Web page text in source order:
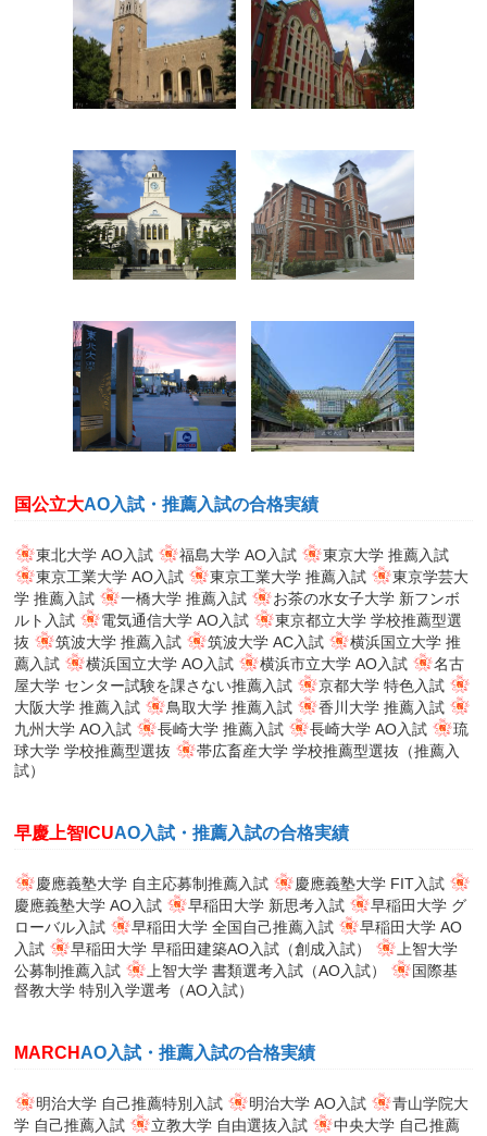
国公立大AO入試・推薦入試の合格実績
東北大学 AO入試 福島大学 AO入試
東京大学 推薦入試
東京工業大学 AO入試
東京工業大学 推薦入試
東京学芸大
学 推薦入試
一橋大学 推薦入試
お茶の水女子大学 新フンボ
ルト入試
電気通信大学 AO入試
東京都立大学 学校推薦型選
抜
筑波大学 推薦入試 筑波大学 AC入試
横浜国立大学 推
薦入試
横浜国立大学 AO入試 横浜市立大学 AO入試
名古
屋大学 センター試験を課さない推薦入試
京都大学 特色入試
大阪大学 推薦入試
鳥取大学 推薦入試
香川大学 推薦入試
九州大学 AO入試
長崎大学 推薦入試 長崎大学 AO入試
琉
球大学 学校推薦型選抜
帯広畜産大学 学校推薦型選抜（推薦入
試）
早慶上智ICUAO入試・推薦入試の合格実績
慶應義塾大学 自主応募制推薦入試
慶應義塾大学 FIT入試
慶應義塾大学 AO入試
早稲田大学 新思考入試
早稲田大学 グ
ローバル入試
早稲田大学 全国自己推薦入試
早稲田大学 AO
入試
早稲田大学 早稲田建築AO入試（創成入試）
上智大学
公募制推薦入試
上智大学 書類選考入試（AO入試）
国際基
督教大学 特別入学選考（AO入試）
MARCH AO入試・推薦入試の合格実績
明治大学 自己推薦特別入試 明治大学 AO入試
青山学院大
学 自己推薦入試
立教大学 自由選抜入試
中央大学 自己推薦